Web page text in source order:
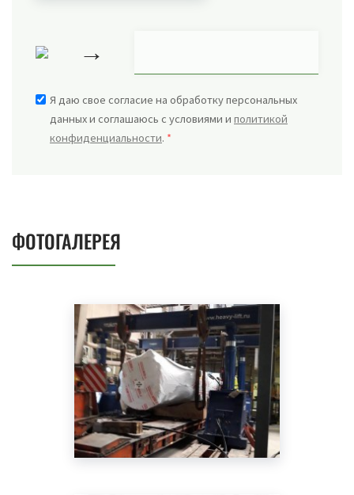
→
Я даю свое согласие на обработку персональных
данных и соглашаюсь с условиями и политикой
конфиденциальности. *
ФОТОГАЛЕРЕЯ